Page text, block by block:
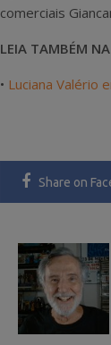
comerciais
LEIA TAMBÉM
• Luciana Valério
Share on